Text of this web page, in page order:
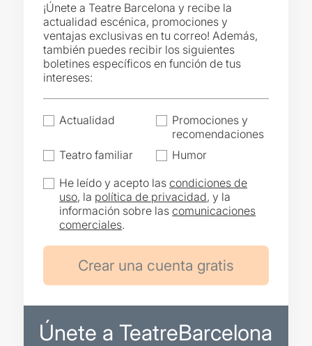
¡Únete a Teatre Barcelona y recibe la
actualidad escénica, promociones y
ventajas exclusivas en tu correo! Además,
también puedes recibir los siguientes
boletines específicos en función de tus
intereses:
Actualidad
Promociones y
recomendaciones
Teatro familiar
Humor
He leído y acepto lascondiciones de
uso, la política de privacidad, y la
información sobre lascomunicaciones
comerciales.
Únete a TeatreBarcelona